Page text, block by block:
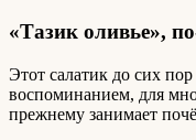
«Тазик оливье»,
Этот салатик до сих
воспоминанием, для
прежнему занимает